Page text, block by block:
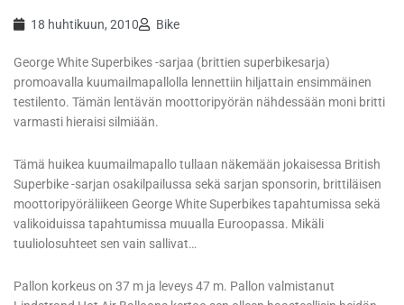
18 huhtikuun, 2010 Bike
George White Superbikes -sarjaa (brittien superbikesarja)
promoavalla kuumailmapallolla lennettiin hiljattain ensimmäinen
testilento. Tämän lentävän moottoripyörän nähdessään moni britti
varmasti hieraisi silmiään.
Tämä huikea kuumailmapallo tullaan näkemään jokaisessa British
Superbike -sarjan osakilpailussa sekä sarjan sponsorin, brittiläisen
moottoripyöräliikeen George White Superbikes tapahtumissa sekä
valikoiduissa tapahtumissa muualla Euroopassa. Mikäli
tuuliolosuhteet sen vain sallivat…
Pallon korkeus on 37 m ja leveys 47 m. Pallon valmistanut